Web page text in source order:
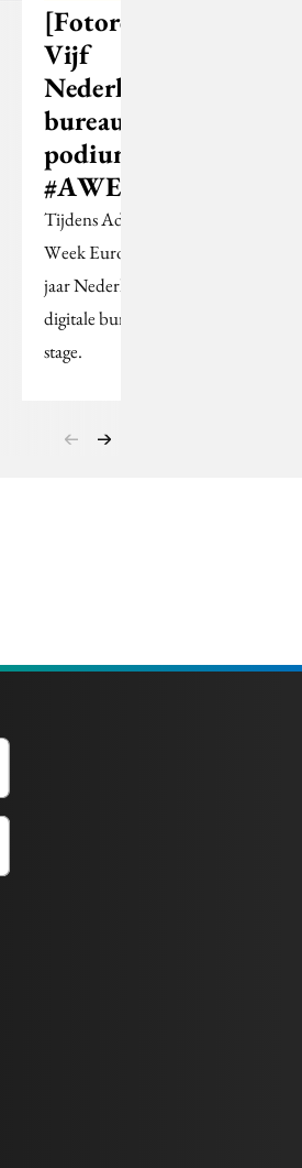
[Fotoreportage]
Vijf
Nederlandse
bureaus op
podium
#AWEurope
Tijdens Advertising
Week Europe ook dit
jaar Nederlandse
digitale bureaus on
stage.